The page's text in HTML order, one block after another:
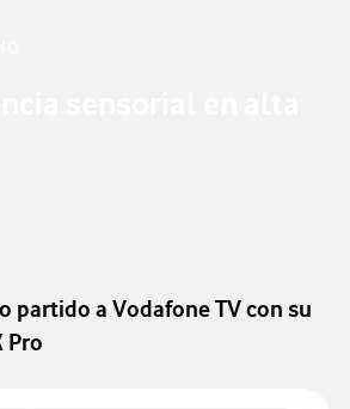
partido a Vodafone TV con su
Pro